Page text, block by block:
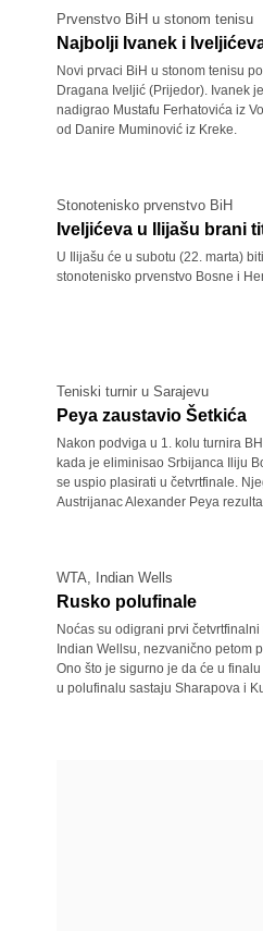
Prvenstvo BiH u stonom tenisu
Najbolji Ivanek i
Novi prvaci BiH u stonom tenisu
Dragana Iveljić (Prijedor). Ivanek
nadigrao Mustafu Ferhatovića iz
od Danire Muminović iz Kreke.
Stonotenisko prvenstvo BiH
Iveljićeva u Ilijašu brani
U Ilijašu će u subotu (22. marta)
stonotenisko prvenstvo Bosne i
Teniski turnir u Sarajevu
Peya zaustavio Šetkića
Nakon podviga u 1. kolu turnira
kada je eliminisao Srbijanca Iliju
se uspio plasirati u četvrtfinale.
Austrijanac Alexander Peya
WTA, Indian Wells
Rusko polufinale
Noćas su odigrani prvi
Indian Wellsu, nezvanično petom
Ono što je sigurno je da će u
u polufinalu sastaju Sharapova i